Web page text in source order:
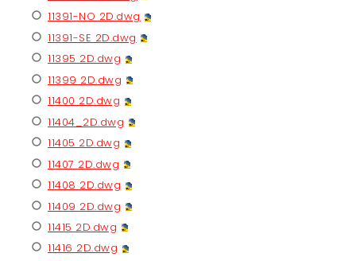
11391-NO 2D.dwg
11391-SE 2D.dwg
11395 2D.dwg
11399 2D.dwg
11400 2D.dwg
11404_2D.dwg
11405 2D.dwg
11407 2D.dwg
11408 2D.dwg
11409 2D.dwg
11415 2D.dwg
11416 2D.dwg